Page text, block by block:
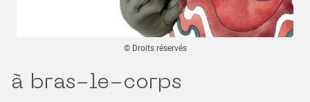
© Droits réservés
à bras-le-corps